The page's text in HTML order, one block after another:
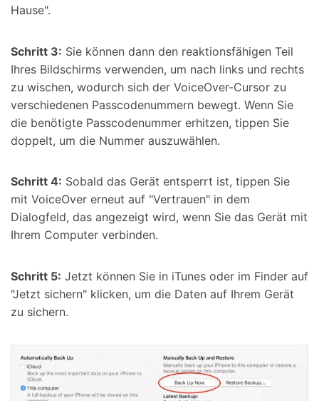
Hause".
Schritt 3: Sie können dann den reaktionsfähigen Teil
Ihres Bildschirms verwenden, um nach links und rechts
zu wischen, wodurch sich der VoiceOver-Cursor zu
verschiedenen Passcodenummern bewegt. Wenn Sie
die benötigte Passcodenummer erhitzen, tippen Sie
doppelt, um die Nummer auszuwählen.
Schritt 4: Sobald das Gerät entsperrt ist, tippen Sie
mit VoiceOver erneut auf "Vertrauen" in dem
Dialogfeld, das angezeigt wird, wenn Sie das Gerät mit
Ihrem Computer verbinden.
Schritt 5: Jetzt können Sie in iTunes oder im Finder auf
"Jetzt sichern" klicken, um die Daten auf Ihrem Gerät
zu sichern.